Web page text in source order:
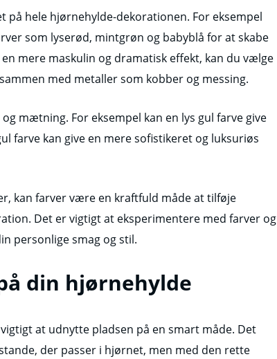
på hele hjørnehylde-dekorationen. For eksempel
som lyserød, mintgrøn og babyblå for at skabe
mere maskulin og dramatisk effekt, kan du vælge
med metaller som kobber og messing.
mætning. For eksempel kan en lys gul farve give
farve kan give en mere sofistikeret og luksuriøs
kan farver være en kraftfuld måde at tilføje
Det er vigtigt at eksperimentere med farver og
personlige smag og stil.
din hjørnehylde
at udnytte pladsen på en smart måde. Det
der passer i hjørnet, men med den rette